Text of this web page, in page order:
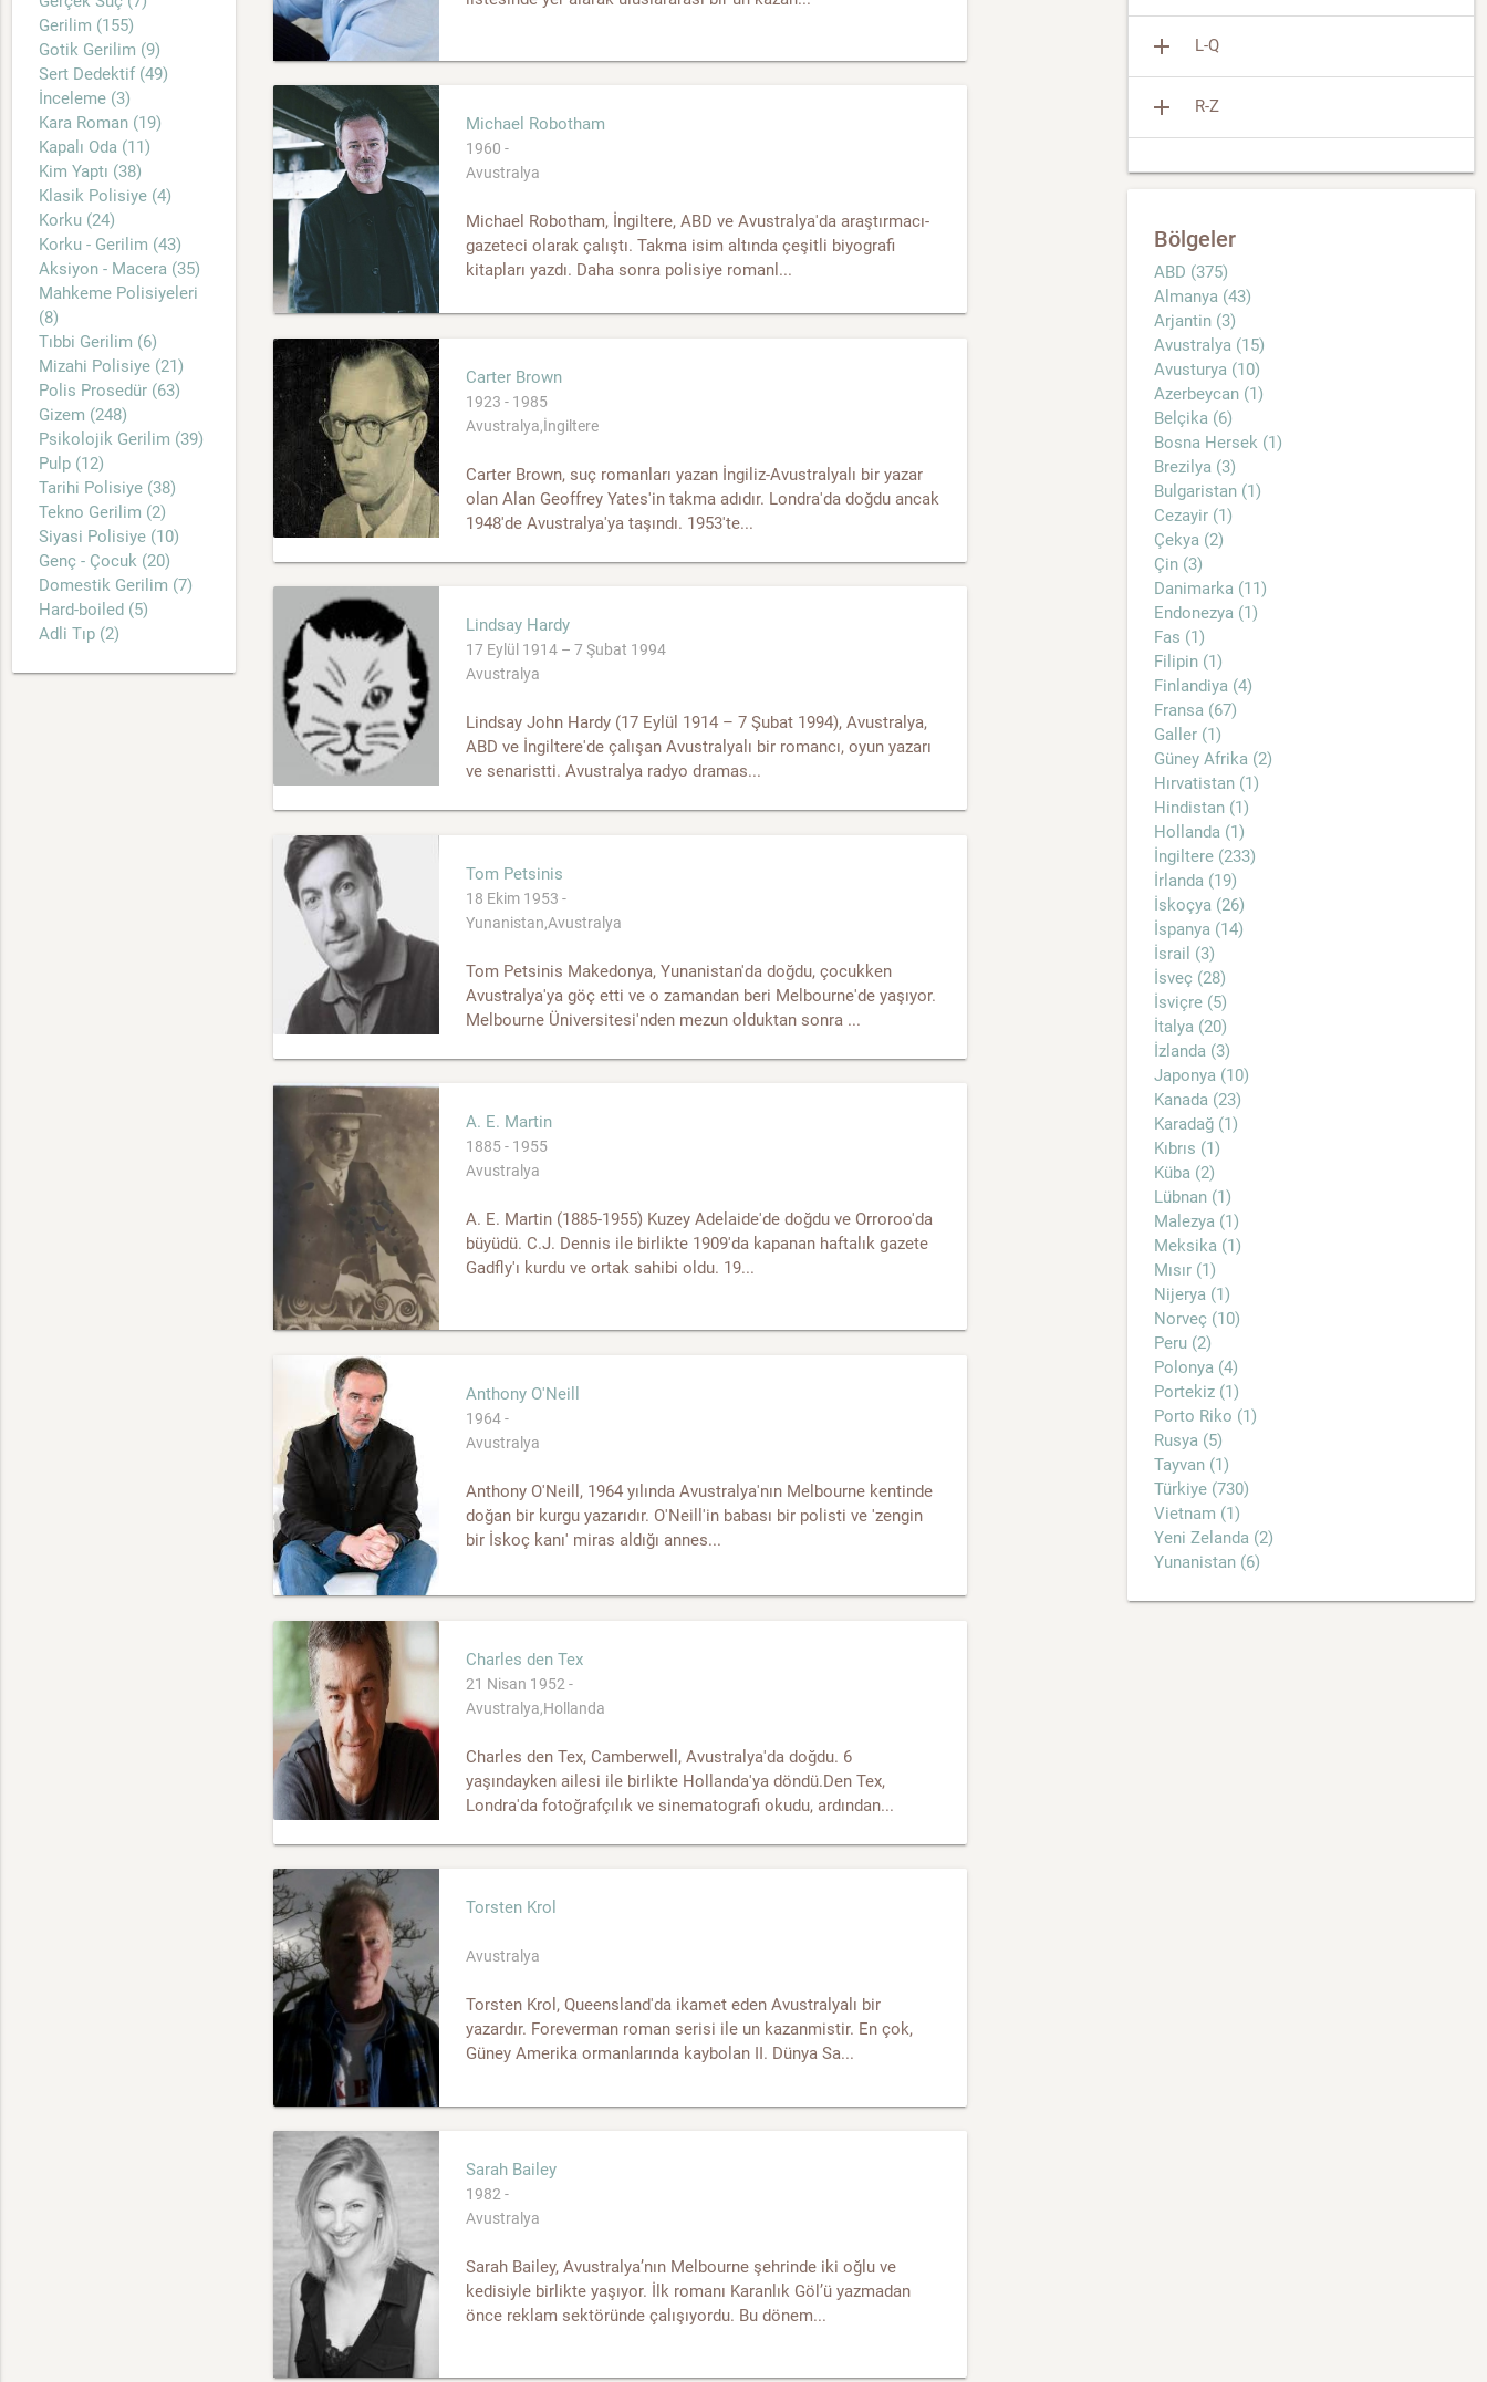
Gerilim (155)
Gotik Gerilim (9)
Sert Dedektif (49)
İnceleme (3)
Kara Roman (19)
Kapalı Oda (11)
Kim Yaptı (38)
Klasik Polisiye (4)
Korku (24)
Korku - Gerilim (43)
Aksiyon - Macera (35)
Mahkeme Polisiyeleri
(8)
Tıbbi Gerilim (6)
Mizahi Polisiye (21)
Polis Prosedür (63)
Gizem (248)
Psikolojik Gerilim (39)
Pulp (12)
Tarihi Polisiye (38)
Tekno Gerilim (2)
Siyasi Polisiye (10)
Genç - Çocuk (20)
Domestik Gerilim (7)
Hard-boiled (5)
Adli Tıp (2)
Michael Robotham
1960 -
Avustralya
Michael Robotham, İngiltere, ABD ve Avustralya'da araştırmacı-
gazeteci olarak çalıştı. Takma isim altında çeşitli biyografi
kitapları yazdı. Daha sonra polisiye romanl...
Carter Brown
1923 - 1985
Avustralya,İngiltere
Carter Brown, suç romanları yazan İngiliz-Avustralyalı bir yazar
olan Alan Geoffrey Yates'in takma adıdır. Londra'da doğdu ancak
1948'de Avustralya'ya taşındı. 1953'te...
Lindsay Hardy
17 Eylül 1914 – 7 Şubat 1994
Avustralya
Lindsay John Hardy (17 Eylül 1914 – 7 Şubat 1994), Avustralya,
ABD ve İngiltere'de çalışan Avustralyalı bir romancı, oyun yazarı
ve senaristti. Avustralya radyo dramas...
Tom Petsinis
18 Ekim 1953 -
Yunanistan,Avustralya
Tom Petsinis Makedonya, Yunanistan'da doğdu, çocukken
Avustralya'ya göç etti ve o zamandan beri Melbourne'de yaşıyor.
Melbourne Üniversitesi'nden mezun olduktan sonra ...
A. E. Martin
1885 - 1955
Avustralya
A. E. Martin (1885-1955) Kuzey Adelaide'de doğdu ve Orroroo'da
büyüdü. C.J. Dennis ile birlikte 1909'da kapanan haftalık gazete
Gadfly'ı kurdu ve ortak sahibi oldu. 19...
Anthony O'Neill
1964 -
Avustralya
Anthony O'Neill, 1964 yılında Avustralya'nın Melbourne kentinde
doğan bir kurgu yazarıdır. O'Neill'in babası bir polisti ve 'zengin
bir İskoç kanı' miras aldığı annes...
Charles den Tex
21 Nisan 1952 -
Avustralya,Hollanda
Charles den Tex, Camberwell, Avustralya'da doğdu. 6
yaşındayken ailesi ile birlikte Hollanda'ya döndü.Den Tex,
Londra'da fotoğrafçılık ve sinematografi okudu, ardından...
Torsten Krol
Avustralya
Torsten Krol, Queensland'da ikamet eden Avustralyalı bir
yazardır. Foreverman roman serisi ile un kazanmistir. En çok,
Güney Amerika ormanlarında kaybolan II. Dünya Sa...
Sarah Bailey
1982 -
Avustralya
Sarah Bailey, Avustralya’nın Melbourne şehrinde iki oğlu ve
kedisiyle birlikte yaşıyor. İlk romanı Karanlık Göl’ü yazmadan
önce reklam sektöründe çalışıyordu. Bu dönem...
add L-Q
add R-Z
Bölgeler
ABD (375)
Almanya (43)
Arjantin (3)
Avustralya (15)
Avusturya (10)
Azerbeycan (1)
Belçika (6)
Bosna Hersek (1)
Brezilya (3)
Bulgaristan (1)
Cezayir (1)
Çekya (2)
Çin (3)
Danimarka (11)
Endonezya (1)
Fas (1)
Filipin (1)
Finlandiya (4)
Fransa (67)
Galler (1)
Güney Afrika (2)
Hırvatistan (1)
Hindistan (1)
Hollanda (1)
İngiltere (233)
İrlanda (19)
İskoçya (26)
İspanya (14)
İsrail (3)
İsveç (28)
İsviçre (5)
İtalya (20)
İzlanda (3)
Japonya (10)
Kanada (23)
Karadağ (1)
Kıbrıs (1)
Küba (2)
Lübnan (1)
Malezya (1)
Meksika (1)
Mısır (1)
Nijerya (1)
Norveç (10)
Peru (2)
Polonya (4)
Portekiz (1)
Porto Riko (1)
Rusya (5)
Tayvan (1)
Türkiye (730)
Vietnam (1)
Yeni Zelanda (2)
Yunanistan (6)